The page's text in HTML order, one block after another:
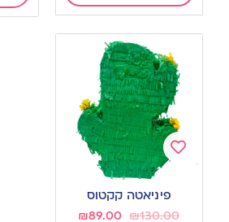
פיניאטה קקטוס
₪130.00
₪89.00